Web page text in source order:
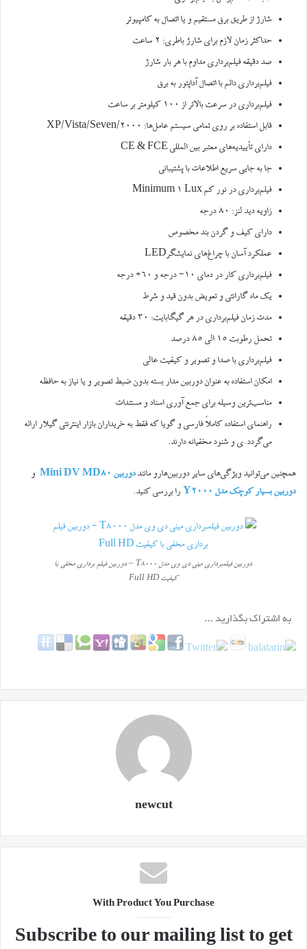
شارژ از طریق برق مستقیم و یا اتصال به کامپیوتر
حداکثر زمان لازم برای شارژ باطری: ۲ ساعت
صد دقیقه فیلم‌برداری مداوم با هر بار شارژ
فیلم‌برداری دائم با اتصال آداپتور به برق
فیلم‌برداری در سرعت بالاتر از ۱۰۰ کیلومتر بر ساعت
قابل استفاده بر روی تمامی سیستم عامل‌ها: ۲۰۰۰/XP/Vista/Seven
دارای تأییدیه‌های معتبر بین المللی CE & FCE
جا به جایی سریع اطلاعات با پشتیبانی
فیلم‌برداری در نور کم Minimum 1 Lux
زاویه دید لنز: ۸۰ درجه
دارای کیف و گردن بند مخصوص
عملکرد آسان با چراغ‌های نمایشگرLED
فیلم‌برداری کار در دمای ۱۰- درجه و ۶۰+ درجه
یک ماه گارانتی و تعویض بدون قید و شرط
مدت زمان فیلم‌برداری در هر گیگابایت: ۳۰ دقیقه
تحمل رطوبت ۱۵ الی ۸۵ درصد
فیلم‌برداری با صدا و تصویر و کیفیت عالی
امکان استفاده به عنوان دوربین مدار بسته بدون ضبط تصویر و یا نیاز به حافظه
مناسب‌ترین وسیله برای جمع آوری اسناد و مستندات
راهنمای استفاده کاملاً فارسی و گویا که فقط به خریداران بازار اینترنتی گیلار ارائه
می‌گردد.ی و شنود مخفیانه دارند.
همچنین می‌توانید ویژگی‌های سایر دوربین‌هارو ماننددوربین Mini DV MD80
و
دوربین بسیار کوچک مدل Y2000
را بررسی کنید.
دوربین فیلمبرداری مینی دی وی مدل T8000 – دوربین فیلم برداری مخفی با
کیفیت Full HD
newcut
With Product You Purchase
Subscribe to our mailing list to get